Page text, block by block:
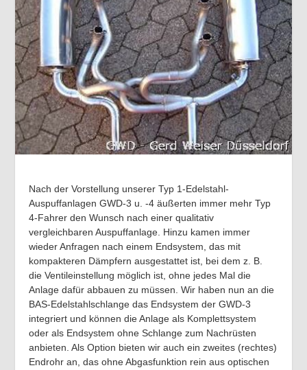
Nach der Vorstellung unserer Typ 1-Edelstahl-
Auspuffanlagen GWD-3 u. -4 äußerten immer mehr Typ
4-Fahrer den Wunsch nach einer qualitativ
vergleichbaren Auspuffanlage. Hinzu kamen immer
wieder Anfragen nach einem Endsystem, das mit
kompakteren Dämpfern ausgestattet ist, bei dem z. B.
die Ventileinstellung möglich ist, ohne jedes Mal die
Anlage dafür abbauen zu müssen. Wir haben nun an die
BAS-Edelstahlschlange das Endsystem der GWD-3
integriert und können die Anlage als Komplettsystem
oder als Endsystem ohne Schlange zum Nachrüsten
anbieten. Als Option bieten wir auch ein zweites (rechtes)
Endrohr an, das ohne Abgasfunktion rein aus optischen